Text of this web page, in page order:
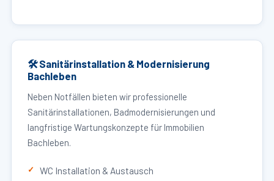
🛠 Sanitärinstallation & Modernisierung
Bachleben
Neben Notfällen bieten wir professionelle
Sanitärinstallationen, Badmodernisierungen und
langfristige Wartungskonzepte für Immobilien
Bachleben.
WC Installation & Austausch